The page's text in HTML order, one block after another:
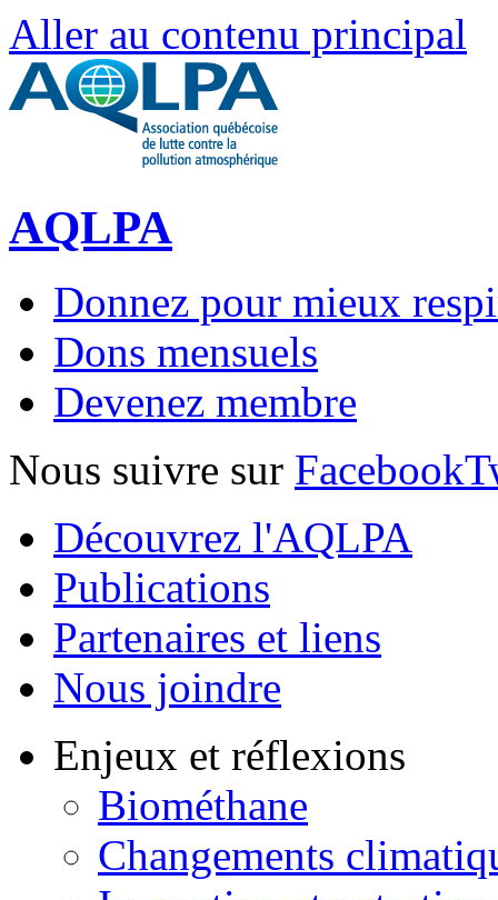
Aller au contenu principal
AQLPA
Donnez pour mieux
Dons mensuels
Devenez membre
Nous suivre sur Facebook
Découvrez l'AQLPA
Publications
Partenaires et liens
Nous joindre
Enjeux et réflexions
Biométhane
Changements